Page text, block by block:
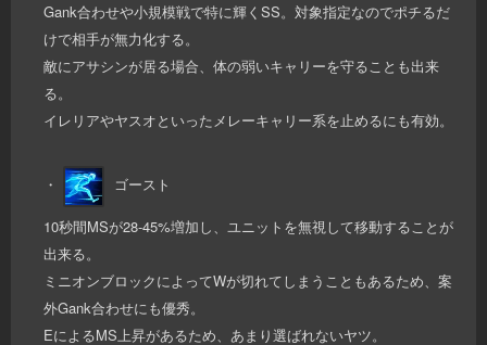
Gank合わせや小規模戦で特に輝くSS。対象指定なのでポチるだ
けで相手が無力化する。
敵にアサシンが居る場合、体の弱いキャリーを守ることも出来
る。
イレリアやヤスオといったメレーキャリー系を止めるにも有効。
・ ゴースト
10秒間MSが28-45%増加し、ユニットを無視して移動することが
出来る。
ミニオンブロックによってWが切れてしまうこともあるため、案
外Gank合わせにも優秀。
EによるMS上昇があるため、あまり選ばれないヤツ。